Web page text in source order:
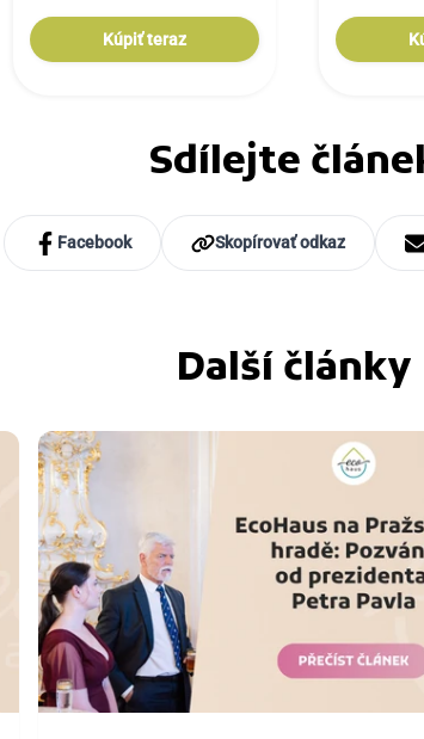
Kúpiť teraz
Sdílejte
Facebook Skopírovať odkaz
Další články